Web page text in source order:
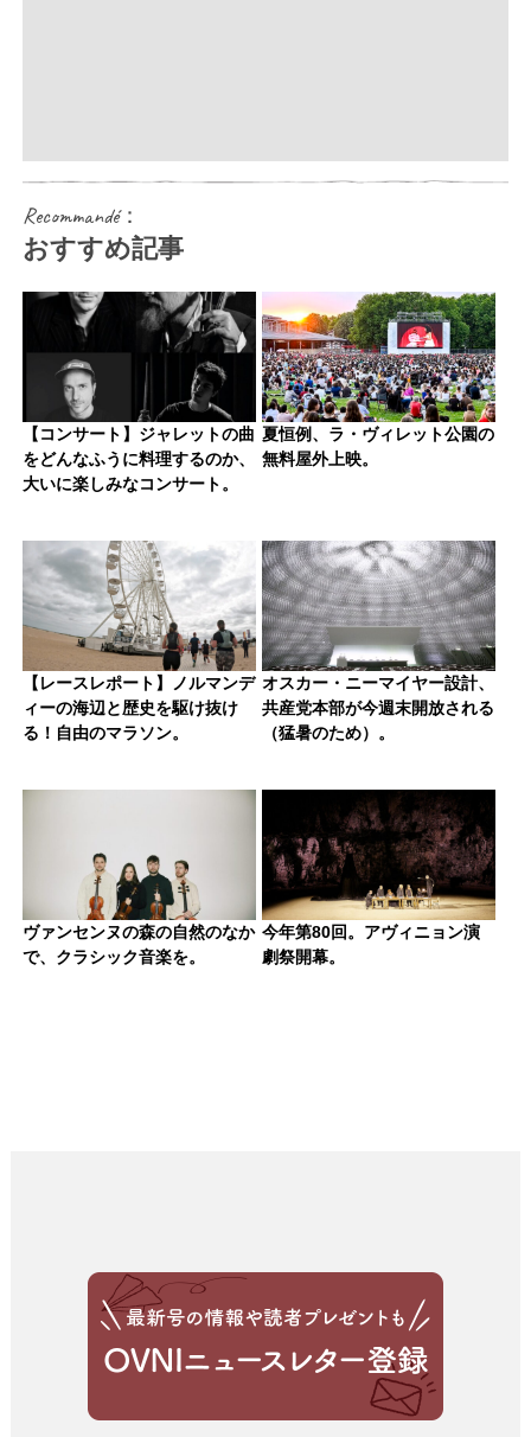
Recommandé：
おすすめ記事
【コンサート】ジャレットの曲
をどんなふうに料理するのか、
大いに楽しみなコンサート。
夏恒例、ラ・ヴィレット公園の
無料屋外上映。
【レースレポート】ノルマンデ
ィーの海辺と歴史を駆け抜け
る！自由のマラソン。
オスカー・ニーマイヤー設計、
共産党本部が今週末開放される
（猛暑のため）。
ヴァンセンヌの森の自然のなか
で、クラシック音楽を。
今年第80回。アヴィニョン演
劇祭開幕。